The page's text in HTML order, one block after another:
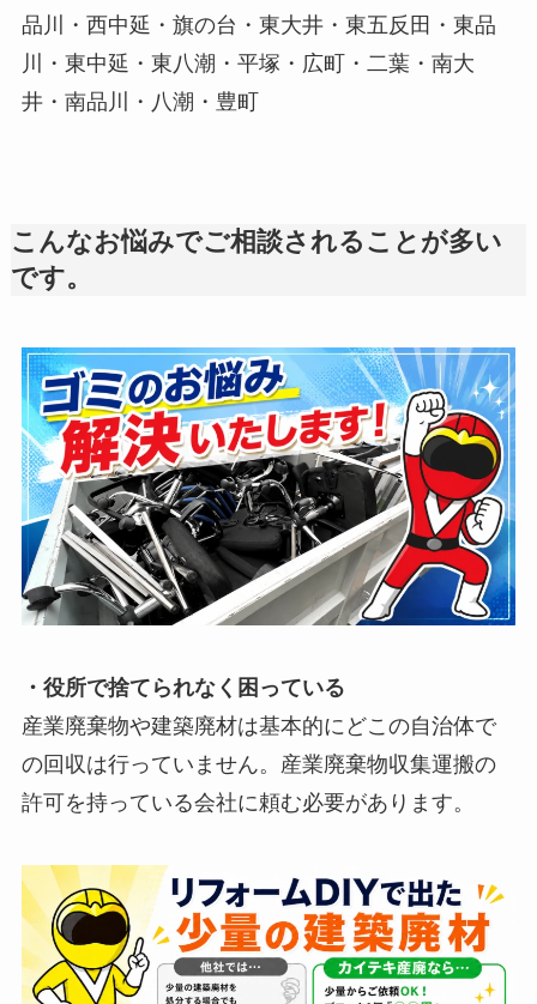
品川・西中延・旗の台・東大井・東五反田・東品
川・東中延・東八潮・平塚・広町・二葉・南大
井・南品川・八潮・豊町
こんなお悩みでご相談されることが多い
です。
・役所で捨てられなく困っている
産業廃棄物や建築廃材は基本的にどこの自治体で
の回収は行っていません。産業廃棄物収集運搬の
許可を持っている会社に頼む必要があります。